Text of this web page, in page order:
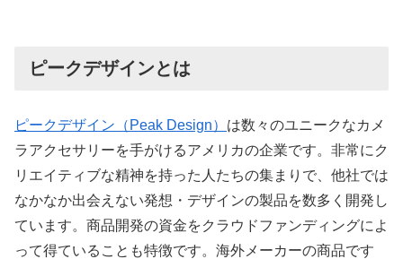
ピークデザインとは
ピークデザイン（Peak Design） は数々のユニークなカメ
ラアクセサリーを手がけるアメリカの企業です。非常にク
リエイティブな精神を持った人たちの集まりで、他社では
なかなか出会えない発想・デザインの製品を数多く開発し
ています。商品開発の資金をクラウドファンディングによ
って得ていることも特徴です。海外メーカーの商品です